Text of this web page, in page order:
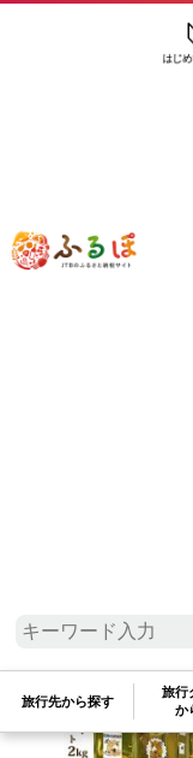
ふ
旅行先から探す
旅行
か
「ふるさと納税」TOP
コーヒー豆
参考寄附額順